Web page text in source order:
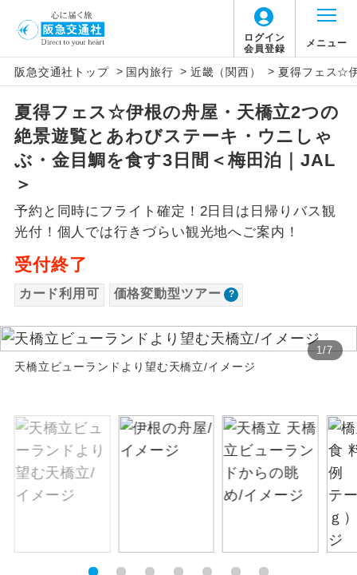
ログイン
会員登録
メニュー
阪急交通社トップ > 国内旅行 > 近畿（関西） > 夏得フェス☆
夏得フェス☆伊根の舟屋・天橋立2つの
絶景遊覧とあわびステーキ・ウニしゃ
ぶ・金目鯛を食す3日間＜梅田泊｜JAL
＞
予約と同時にフライト確定！2日目は日帰りバス観
光付！個人では行きづらい観光地へご案内！
受付終了
カード利用可 価格変動型ツアー
1/7
天橋立ビューランドより望む天橋立/イメージ
アイコン 説明
添乗員同行
往路出発空港（駅）から復路到着空港
（駅）まで同行します。
行
バスガイド乗
バスガイドが乗務し、車内での観光案内
新コース 初登場のコースです。
世界遺産
ユネスコに登録されている文化遺産や自
然遺産を訪ねるコースです。
温泉 温泉地にも宿泊するコースです。
露天風呂
ご宿泊ホテルに露天風呂が付いていま
ご宿泊ホテルに大浴場が付いています。
全てのお食事が付いていますので、お食
「価格変動型ツアー」に関するご案内
価格変動型ツアーとは
航空会社が設定する「個人包括旅行運
お申し込み時期・ご利用便の空席状況に
よって料金が変動いたします。
以下の注意事項をあらかじめご了承いただき
ますようお願いいたします。
お支払いについて
お支払いは、クレジットカード決済のみとな
お申し込みの最後にクレジットカード決済を
していただき、決済手続き完了をもちまし
て、ご旅行の契約が成立となります。
ご予約方法について
ンター及びカウンターでのお申し込みはでき